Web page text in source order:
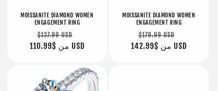
MOISSANITE DIAMOND WOMEN
ENGAGEMENT RING
سعر
عادي
$137.99 USD
البيع
من $110.99 USD
MOISSANITE DIAMOND WOMEN
ENGAGEMENT RING
سعر
عادي
$178.99 USD
البيع
من $142.99 USD